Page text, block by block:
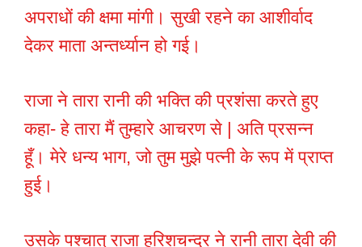
अपराधों की क्षमा मांगी। सुखी रहने का आशीर्वाद
देकर माता अन्तर्ध्यान हो गई।
राजा ने तारा रानी की भक्ति की प्रशंसा करते हुए
कहा- हे तारा मैं तुम्हारे आचरण से | अति प्रसन्न
हूँ। मेरे धन्य भाग, जो तुम मुझे पत्नी के रूप में प्राप्त
हुई।
उसके पश्चात् राजा हरिशचन्द्र ने रानी तारा देवी की